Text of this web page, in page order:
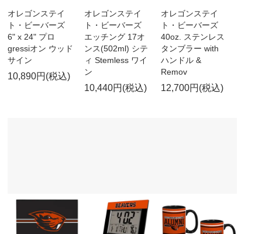
オレゴンステイ
ト・ビーバーズ
6" x 24" プロ
gressiオン ウッド
サイン
10,890円(税込)
オレゴンステイ
ト・ビーバーズ
エッチング 17オ
ンス(502ml) シテ
ィ Stemless ワイ
ン
10,440円(税込)
オレゴンステイ
ト・ビーバーズ
40oz. ステンレス
タンブラー with
ハンドル &
Remov
12,700円(税込)